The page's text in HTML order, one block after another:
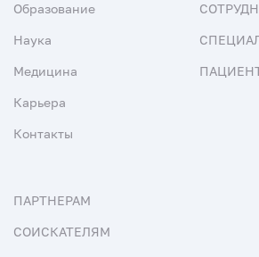
Образование
Наука
Медицина
Карьера
Контакты
ПАРТНЕРАМ
СОИСКАТЕЛЯМ